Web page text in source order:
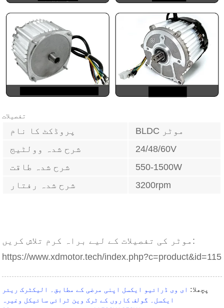
تفصیلات
پروڈکٹ کا نام
BLDC موٹر
شرح شدہ وولٹیج
24/48/60V
شرح شدہ طاقت
550-1500W
شرح شدہ رفتار
3200rpm
موٹر کی تفصیلات کے لیے براہ کرم تلاش کریں:
https://www.xdmotor.tech/index.php?c=product&id=115
پچھلا: ای وی ڈرائیو ایکسل اپنی مرضی کے مطابق۔ الیکٹرک ریئر
ایکسل۔ گولف کاروں کے ٹرک وین ٹرائی سائیکل وغیرہ